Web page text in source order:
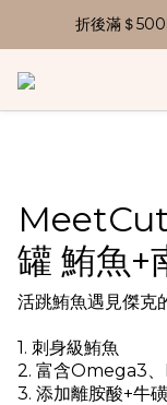
折後滿＄
罐 鮪魚+
活跳鮪魚遇見傑克
1. 刺身級鮪魚
2. 富含Omega3
3. 添加離胺酸+牛